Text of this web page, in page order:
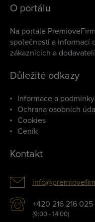
O portálu
Na portále
společností a informací
zákaznících a
Důležité odkazy
Informace a podmínky
Ochrana osobních
Cookies
Ceník
Kontakt
+420 216 216 025
(9:00 - 14:00)